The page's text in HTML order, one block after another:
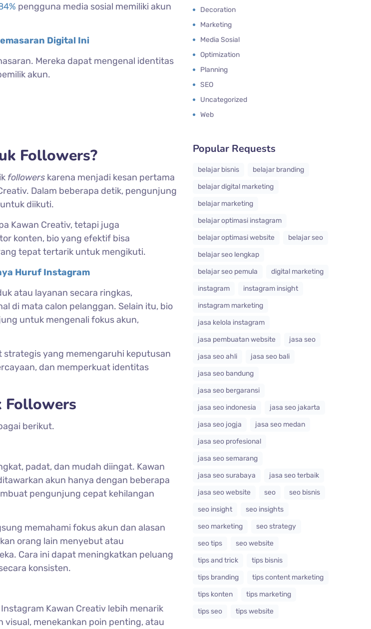
pengguna media sosial memiliki akun
Digital Ini
Mereka dapat mengenal identitas
akun.
Followers?
followers karena menjadi kesan pertama
Dalam beberapa detik, pengunjung
diikuti.
Kawan Creativ, tetapi juga
konten, bio yang efektif bisa
tepat tertarik untuk mengikuti.
Huruf Instagram
atau layanan secara ringkas,
di mata calon pelanggan. Selain itu, bio
untuk mengenali fokus akun,
strategis yang memengaruhi keputusan
dan memperkuat identitas
Followers
berikut.
padat, dan mudah diingat. Kawan
akun hanya dengan beberapa
pengunjung cepat kehilangan
memahami fokus akun dan alasan
orang lain menyebut atau
Cara ini dapat meningkatkan peluang
konsisten.
Kawan Creativ lebih menarik
menekankan poin penting, atau
Decoration
Marketing
Media Sosial
Optimization
Planning
SEO
Uncategorized
Web
Popular Requests
belajar bisnis
belajar branding
belajar digital marketing
belajar marketing
belajar optimasi instagram
belajar optimasi website
belajar seo
belajar seo lengkap
belajar seo pemula
digital marketing
instagram
instagram insight
instagram marketing
jasa kelola instagram
jasa pembuatan website
jasa seo
jasa seo ahli
jasa seo bali
jasa seo bandung
jasa seo bergaransi
jasa seo indonesia
jasa seo jakarta
jasa seo jogja
jasa seo medan
jasa seo profesional
jasa seo semarang
jasa seo surabaya
jasa seo terbaik
jasa seo website
seo
seo bisnis
seo insight
seo insights
seo marketing
seo strategy
seo tips
seo website
tips and trick
tips bisnis
tips branding
tips content marketing
tips konten
tips marketing
tips seo
tips website